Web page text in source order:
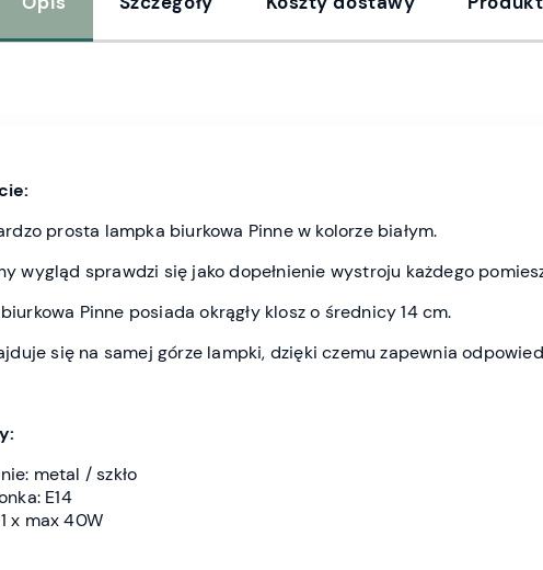
prosta lampka biurkowa Pinne w kolorze białym.
wygląd sprawdzi się jako dopełnienie wystroju każdego
Pinne posiada okrągły klosz o średnicy 14 cm.
się na samej górze lampki, dzięki czemu zapewnia
metal / szkło
E14
x max 40W